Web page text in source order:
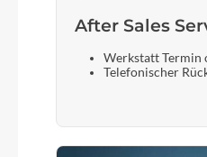
After Sales
Werkstatt Termin
Telefonischer